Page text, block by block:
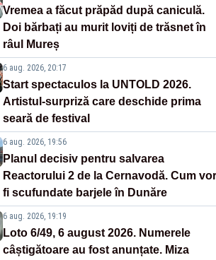
Vremea a făcut prăpăd după caniculă.
Doi bărbați au murit loviți de trăsnet în
râul Mureș
6 aug. 2026, 20:17
Start spectaculos la UNTOLD 2026.
Artistul-surpriză care deschide prima
seară de festival
6 aug. 2026, 19:56
Planul decisiv pentru salvarea
Reactorului 2 de la Cernavodă. Cum vor
fi scufundate barjele în Dunăre
6 aug. 2026, 19:19
Loto 6/49, 6 august 2026. Numerele
câștigătoare au fost anunțate. Miza